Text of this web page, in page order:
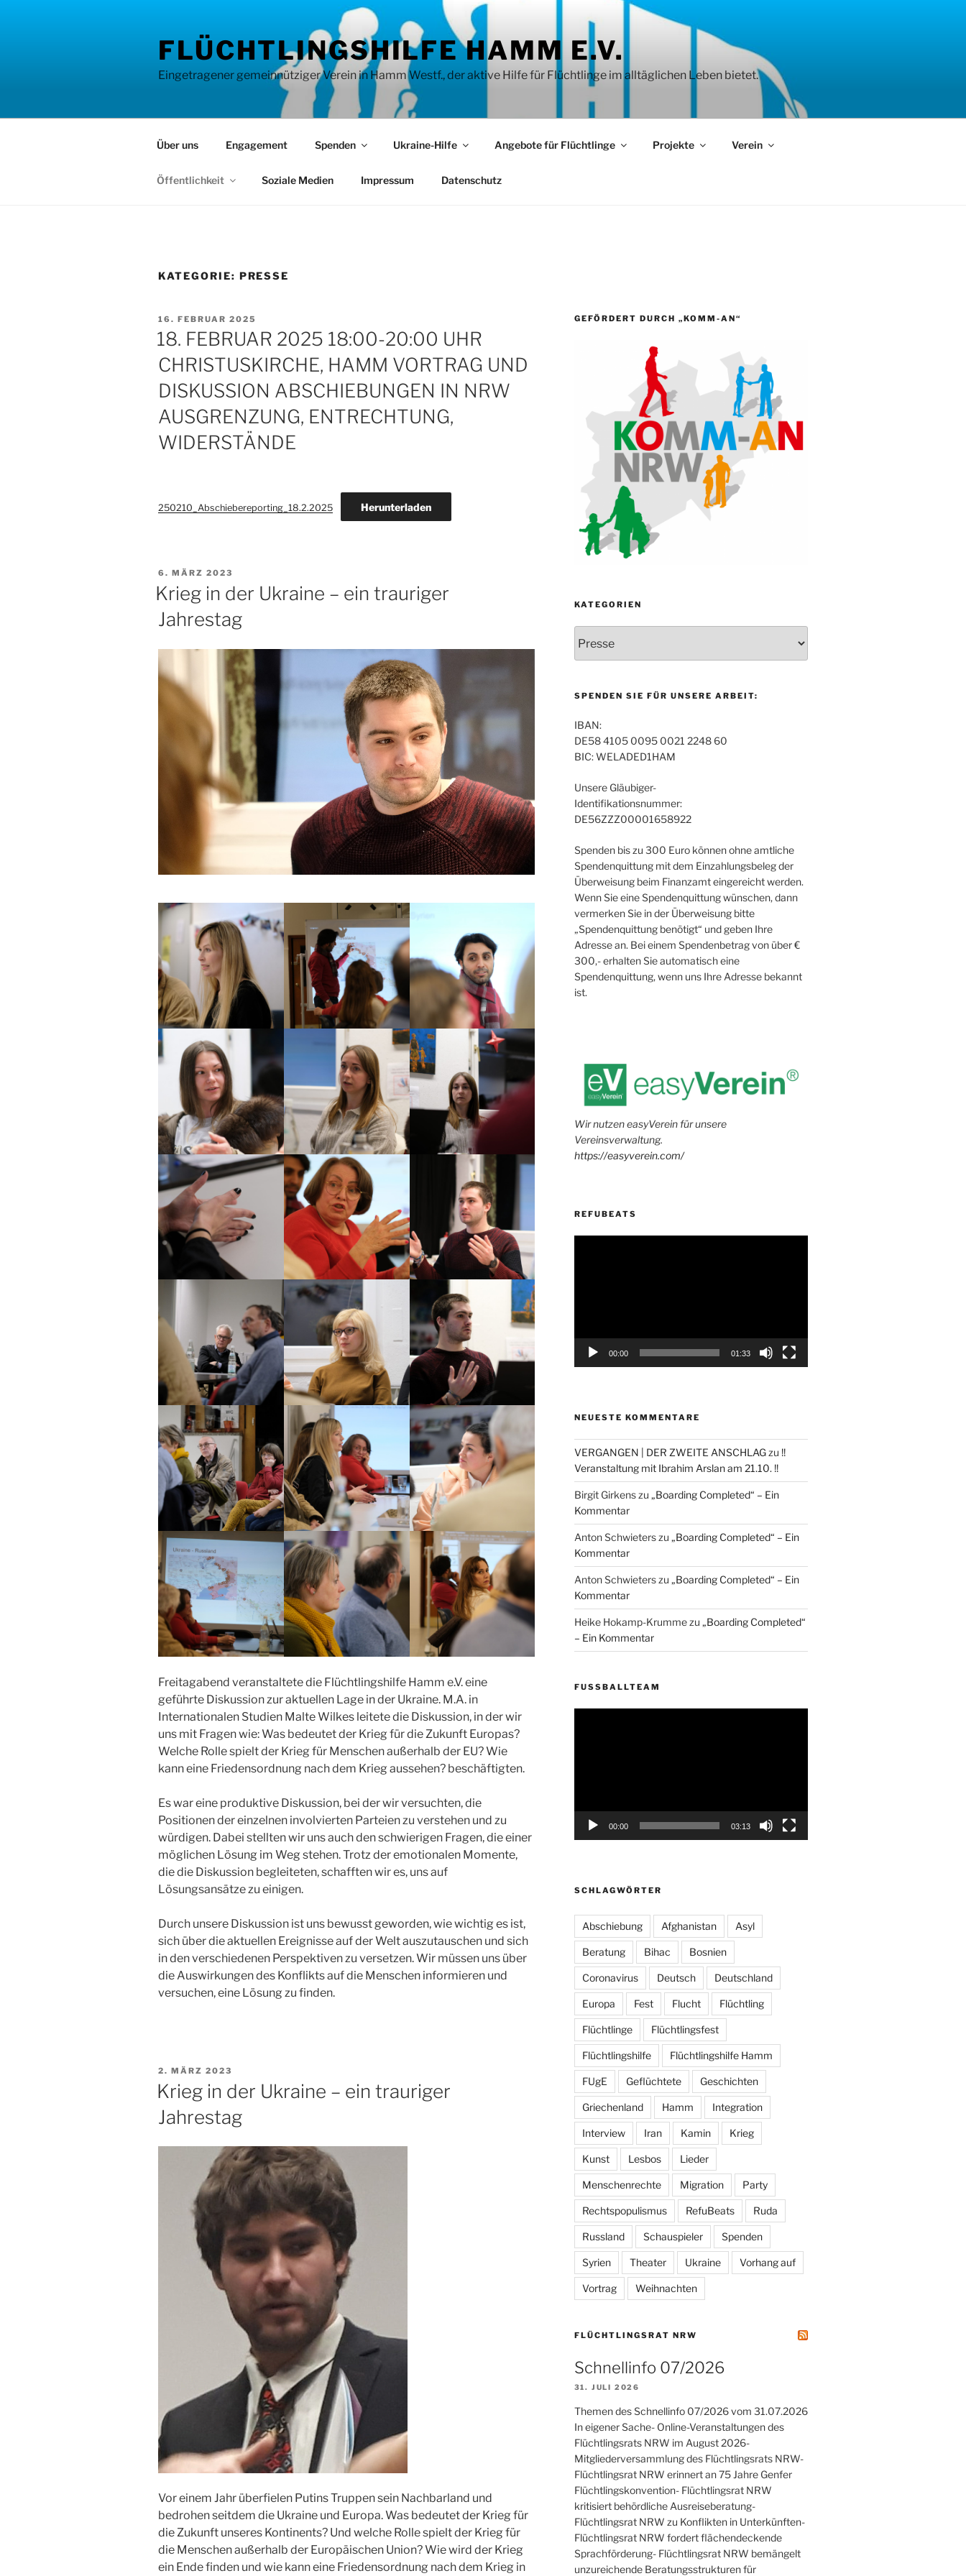
FLÜCHTLINGSHILFE HAMM E.V.
Eingetragener gemeinnütziger Verein in Hamm Westf., der aktive Hilfe für Flüchtlinge im alltäglichen Leben bietet.
Über uns Engagement Spenden Ukraine-Hilfe Angebote für Flüchtlinge Projekte Verein
Öffentlichkeit Soziale Medien Impressum Datenschutz
KATEGORIE: PRESSE
VERÖFFENTLICHT
AM
16. FEBRUAR 2025
18. FEBRUAR 2025 18:00-20:00 UHR
CHRISTUSKIRCHE, HAMM VORTRAG UND
DISKUSSION ABSCHIEBUNGEN IN NRW
AUSGRENZUNG, ENTRECHTUNG,
WIDERSTÄNDE
250210_Abschiebereporting_18.2.2025 Herunterladen
VERÖFFENTLICHT
AM
6. MÄRZ 2023
Krieg in der Ukraine – ein trauriger
Jahrestag
Freitagabend veranstaltete die Flüchtlingshilfe Hamm e.V. eine
geführte Diskussion zur aktuellen Lage in der Ukraine. M.A. in
Internationalen Studien Malte Wilkes leitete die Diskussion, in der wir
uns mit Fragen wie: Was bedeutet der Krieg für die Zukunft Europas?
Welche Rolle spielt der Krieg für Menschen außerhalb der EU? Wie
kann eine Friedensordnung nach dem Krieg aussehen? beschäftigten.
Es war eine produktive Diskussion, bei der wir versuchten, die
Positionen der einzelnen involvierten Parteien zu verstehen und zu
würdigen. Dabei stellten wir uns auch den schwierigen Fragen, die einer
möglichen Lösung im Weg stehen. Trotz der emotionalen Momente,
die die Diskussion begleiteten, schafften wir es, uns auf
Lösungsansätze zu einigen.
Durch unsere Diskussion ist uns bewusst geworden, wie wichtig es ist,
sich über die aktuellen Ereignisse auf der Welt auszutauschen und sich
in den verschiedenen Perspektiven zu versetzen. Wir müssen uns über
die Auswirkungen des Konflikts auf die Menschen informieren und
versuchen, eine Lösung zu finden.
VERÖFFENTLICHT
2. MÄRZ 2023
Krieg in der Ukraine – ein trauriger
Jahrestag
Vor einem Jahr überfielen Putins Truppen sein Nachbarland und
bedrohen seitdem die Ukraine und Europa. Was bedeutet der Krieg für
die Zukunft unseres Kontinents? Und welche Rolle spielt der Krieg für
die Menschen außerhalb der Europäischen Union? Wie wird der Krieg
ein Ende finden und wie kann eine Friedensordnung nach dem Krieg in
GEFÖRDERT DURCH „KOMM-AN“
KATEGORIEN
SPENDEN SIE FÜR UNSERE ARBEIT:
IBAN:
DE58 4105 0095 0021 2248 60
BIC: WELADED1HAM
Unsere Gläubiger-
Identifikationsnummer:
DE56ZZZ00001658922
Spenden bis zu 300 Euro können ohne amtliche
Spendenquittung mit dem Einzahlungsbeleg der
Überweisung beim Finanzamt eingereicht werden.
Wenn Sie eine Spendenquittung wünschen, dann
vermerken Sie in der Überweisung bitte
„Spendenquittung benötigt“ und geben Ihre
Adresse an. Bei einem Spendenbetrag von über €
300,- erhalten Sie automatisch eine
Spendenquittung, wenn uns Ihre Adresse bekannt
ist.
Wir nutzen easyVerein für unsere
Vereinsverwaltung.
https://easyverein.com/
REFUBEATS
00:00 01:33
NEUESTE KOMMENTARE
VERGANGEN | DER ZWEITE ANSCHLAGzu !!
Veranstaltung mit Ibrahim Arslan am 21.10. !!
Birgit Girkenszu „Boarding Completed“ – Ein
Kommentar
Anton Schwieterszu „Boarding Completed“ – Ein
Kommentar
Anton Schwieterszu „Boarding Completed“ – Ein
Kommentar
Heike Hokamp-Krummezu „Boarding Completed“
– Ein Kommentar
FUSSBALLTEAM
00:00 03:13
SCHLAGWÖRTER
Abschiebung Afghanistan Asyl
Beratung Bihac Bosnien
Coronavirus Deutsch Deutschland
Europa Fest Flucht Flüchtling
Flüchtlinge Flüchtlingsfest
Flüchtlingshilfe Flüchtlingshilfe Hamm
FUgE Geflüchtete Geschichten
Griechenland Hamm Integration
Interview Iran Kamin Krieg
Kunst Lesbos Lieder
Menschenrechte Migration Party
Rechtspopulismus RefuBeats Ruda
Russland Schauspieler Spenden
Syrien Theater Ukraine Vorhang auf
Vortrag Weihnachten
FLÜCHTLINGSRAT NRW
Schnellinfo 07/2026
31. JULI 2026
Themen des Schnellinfo 07/2026 vom 31.07.2026
In eigener Sache- Online-Veranstaltungen des
Flüchtlingsrats NRW im August 2026-
Mitgliederversammlung des Flüchtlingsrats NRW-
Flüchtlingsrat NRW erinnert an 75 Jahre Genfer
Flüchtlingskonvention- Flüchtlingsrat NRW
kritisiert behördliche Ausreiseberatung-
Flüchtlingsrat NRW zu Konflikten in Unterkünften-
Flüchtlingsrat NRW fordert flächendeckende
Sprachförderung- Flüchtlingsrat NRW bemängelt
unzureichende Beratungsstrukturen für